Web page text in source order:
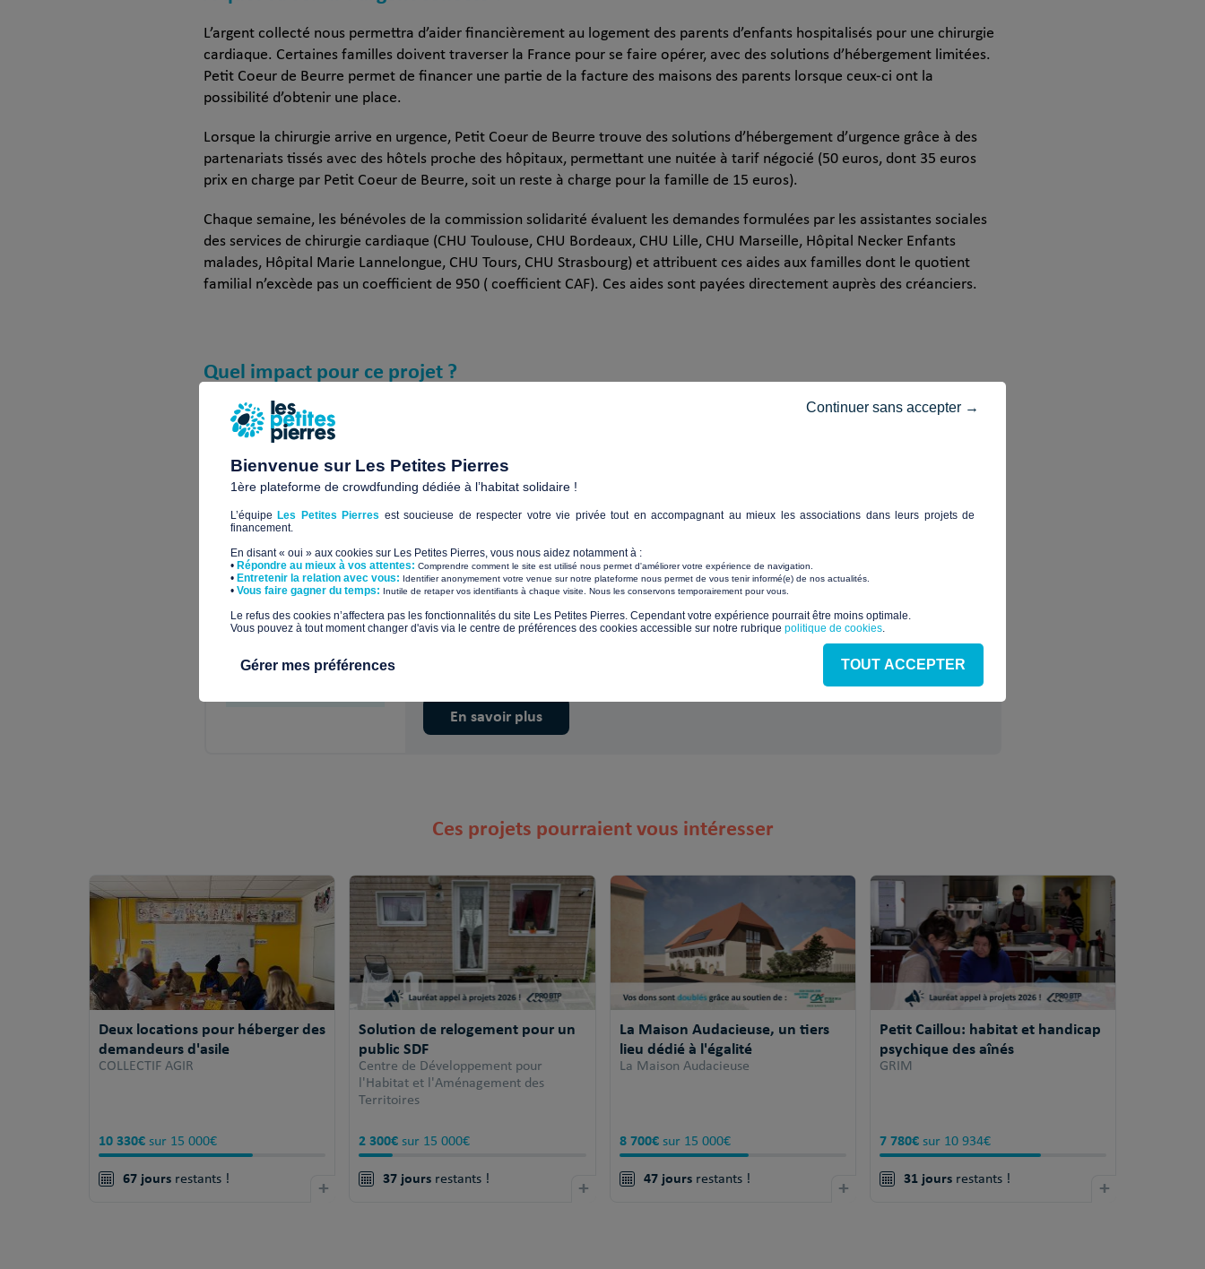
L’argent collecté nous permettra d’aider financièrement au logement des parents d’enfants hospitalisés pour une chirurgie
cardiaque. Certaines familles doivent traverser la France pour se faire opérer, avec des solutions d’hébergement limitées.
Petit Coeur de Beurre permet de financer une partie de la facture des maisons des parents lorsque ceux-ci ont la
possibilité d’obtenir une place.
Lorsque la chirurgie arrive en urgence, Petit Coeur de Beurre trouve des solutions d’hébergement d’urgence grâce à des
partenariats tissés avec des hôtels proche des hôpitaux, permettant une nuitée à tarif négocié (50 euros, dont 35 euros
prix en charge par Petit Coeur de Beurre, soit un reste à charge pour la famille de 15 euros).
Chaque semaine, les bénévoles de la commission solidarité évaluent les demandes formulées par les assistantes sociales
des services de chirurgie cardiaque (CHU Toulouse, CHU Bordeaux, CHU Lille, CHU Marseille, Hôpital Necker Enfants
malades, Hôpital Marie Lannelongue, CHU Tours, CHU Strasbourg) et attribuent ces aides aux familles dont le quotient
familial n’excède pas un coefficient de 950 ( coefficient CAF). Ces aides sont payées directement auprès des créanciers.
Quel impact pour ce projet ?
Financer provisoirement l’hébergement ou le logement
P6096
Petit Coeur de Beurre
En savoir plus
Ces projets pourraient vous intéresser
Deux locations pour héberger des
demandeurs d'asile
COLLECTIF AGIR
10 330€ sur 15 000€
67 jours restants ! +
Solution de relogement pour un
public SDF
Centre de Développement pour
l'Habitat et l'Aménagement des
Territoires
2 300€ sur 15 000€
37 jours restants ! +
La Maison Audacieuse, un tiers
lieu dédié à l'égalité
La Maison Audacieuse
8 700€sur 15 000€
47 joursrestants ! +
Petit Caillou: habitat et handicap
psychique des aînés
GRIM
7 780€sur 10 934€
31 joursrestants ! +
Bienvenue sur Les Petites Pierres
1ère plateforme de crowdfunding dédiée à l’habitat solidaire !
L’équipe Les Petites Pierres est soucieuse de respecter votre vie privée tout en accompagnant au mieux les associations dans leurs projets de
financement.
En disant « oui » aux cookies sur Les Petites Pierres, vous nous aidez notamment à :
• Répondre au mieux à vos attentes: Comprendre comment le site est utilisé nous permet d'améliorer votre expérience de navigation.
• Entretenir la relation avec vous: Identifier anonymement votre venue sur notre plateforme nous permet de vous tenir informé(e) de nos actualités.
​• Vous faire gagner du temps: Inutile de retaper vos identifiants à chaque visite. Nous les conservons temporairement pour vous.
​Le refus des cookies n’affectera pas les fonctionnalités du site Les Petites Pierres. Cependant votre expérience pourrait être moins optimale.​
Vous pouvez à tout moment changer d'avis via le centre de préférences des cookies accessible sur notre rubrique politique de cookies.
Continuer sans accepter →
TOUT ACCEPTER
Gérer mes préférences